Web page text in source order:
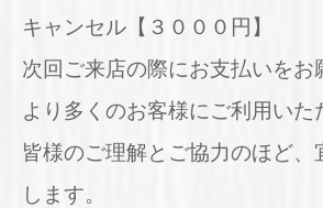
キャンセル【３０００円】
次回ご来店の際にお支払いをお
より多くのお客様にご利用いた
皆様のご理解とご協力のほど、
します。